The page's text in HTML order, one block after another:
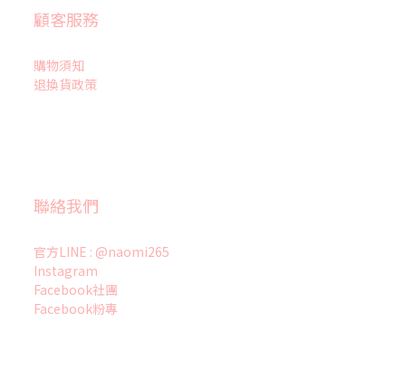
顧客服務
購物須知
退換貨政策
聯絡我們
官方LINE : @naomi265
Instagram
Facebook社團
Facebook粉專